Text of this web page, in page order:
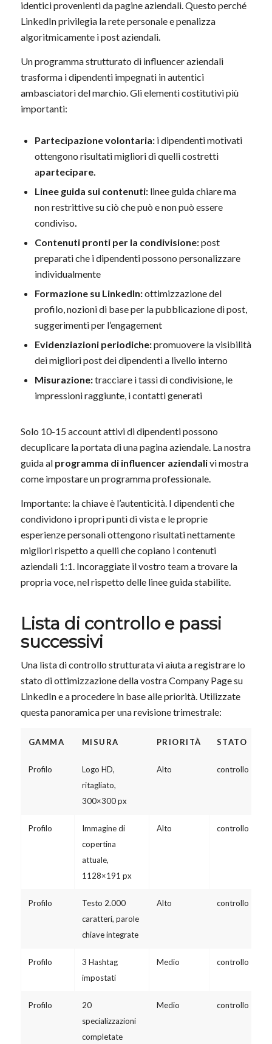
identici provenienti da pagine aziendali. Questo perché
LinkedIn privilegia la rete personale e penalizza
algoritmicamente i post aziendali.
Un programma strutturato di influencer aziendali
trasforma i dipendenti impegnati in autentici
ambasciatori del marchio. Gli elementi costitutivi più
importanti:
Partecipazione volontaria:i dipendenti motivati
ottengono risultati migliori di quelli costretti
apartecipare.
Linee guida sui contenuti:linee guida chiare ma
non restrittive su ciò che può e non può essere
condiviso.
Contenuti pronti per la condivisione:post
preparati che i dipendenti possono personalizzare
individualmente
Formazione su LinkedIn:ottimizzazione del
profilo, nozioni di base per la pubblicazione di post,
suggerimenti per l’engagement
Evidenziazioni periodiche:promuovere la visibilità
dei migliori post dei dipendenti a livello interno
Misurazione:tracciare i tassi di condivisione, le
impressioni raggiunte, i contatti generati
Solo 10-15 account attivi di dipendenti possono
decuplicare la portata di una pagina aziendale. La nostra
guida al programma di influencer aziendalivi mostra
come impostare un programma professionale.
Importante: la chiave è l’autenticità. I dipendenti che
condividono i propri punti di vista e le proprie
esperienze personali ottengono risultati nettamente
migliori rispetto a quelli che copiano i contenuti
aziendali 1:1. Incoraggiate il vostro team a trovare la
propria voce, nel rispetto delle linee guida stabilite.
Lista di controllo e passi
successivi
Una lista di controllo strutturata vi aiuta a registrare lo
stato di ottimizzazione della vostra Company Page su
LinkedIn e a procedere in base alle priorità. Utilizzate
questa panoramica per una revisione trimestrale:
GAMMA MISURA PRIORITÀ STATO
Profilo
Logo HD,
ritagliato,
300×300 px
Alto controllo
Profilo
Immagine di
copertina
attuale,
1128×191 px
Alto controllo
Profilo
Testo 2.000
caratteri, parole
chiave integrate
Alto controllo
Profilo
3 Hashtag
impostati
Medio controllo
Profilo
20
specializzazioni
completate
Medio controllo